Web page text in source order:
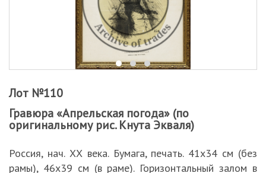
Лот №110
Гравюра «Апрельская погода» (по
оригинальному рис. Кнута Экваля)
Россия, нач. ХХ века. Бумага, печать. 41х34 см (без
рамы), 46х39 см (в раме). Горизонтальный залом в